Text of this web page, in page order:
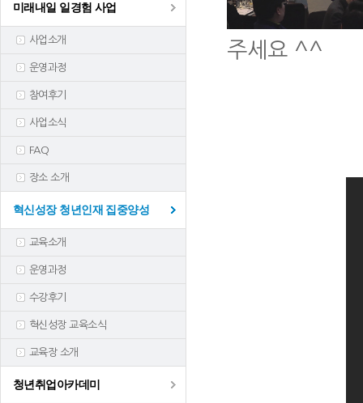
미래내일 일경험 사업
사업소개
운영과정
참여후기
사업소식
FAQ
장소 소개
혁신성장 청년인재 집중양성
교육소개
운영과정
수강후기
혁신성장 교육소식
교육장 소개
청년취업아카데미
주세요 ^^